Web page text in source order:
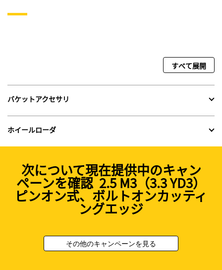
すべて展開
バケットアクセサリ
ホイールローダ
次について現在提供中のキャン
ペーンを確認 2.5 M3（3.3 YD3）
ピンオン式、ボルトオンカッティ
ングエッジ
その他のキャンペーンを見る